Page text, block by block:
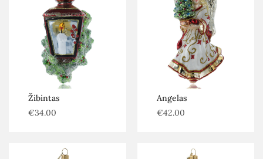
Žibintas
€34.00
Angelas
€42.00